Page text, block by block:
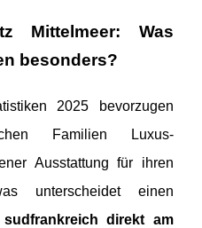
Mittelmeer: Was
besonders?
2025 bevorzugen
Familien Luxus-
Ausstattung für ihren
unterscheidet einen
sudfrankreich direkt am